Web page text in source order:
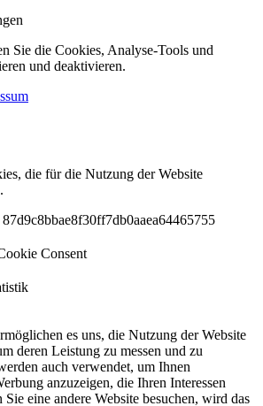
Sie die Cookies, Analyse-Tools und
und deaktivieren.
die für die Nutzung der Website
Consent
es uns, die Nutzung der Website
deren Leistung zu messen und zu
auch verwendet, um Ihnen
anzuzeigen, die Ihren Interessen
Sie eine andere Website besuchen, wird das